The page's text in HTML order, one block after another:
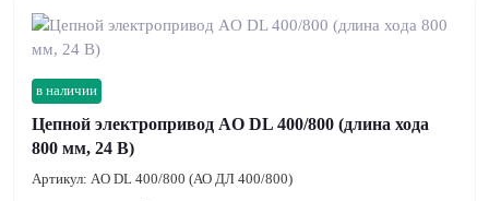
в наличии
Цепной электропривод AO DL 400/800 (длина хода
800 мм, 24 В)
Артикул: AO DL 400/800 (АО ДЛ 400/800)